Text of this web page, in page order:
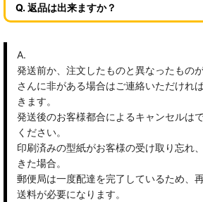
Q. 返品は出来ますか？
A.
発送前か、注文したものと異なったもの
さんに非がある場合はご連絡いただけれ
きます。
発送後のお客様都合によるキャンセルは
ください。
印刷済みの型紙がお客様の受け取り忘れ
きた場合。
郵便局は一度配達を完了しているため、
送料が必要になります。